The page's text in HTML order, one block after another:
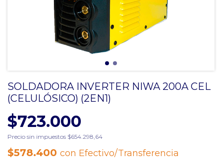
SOLDADORA INVERTER NIWA 200A CEL
(CELULÓSICO) (2EN1)
$723.000
Precio sin impuestos $654.298,64
$578.400 con Efectivo/Transferencia